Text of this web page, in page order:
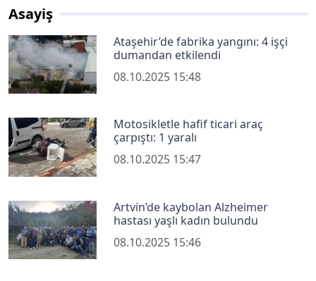
Asayiş
Ataşehir’de fabrika yangını: 4 işçi
dumandan etkilendi
08.10.2025 15:48
Motosikletle hafif ticari araç
çarpıştı: 1 yaralı
08.10.2025 15:47
Artvin’de kaybolan Alzheimer
hastası yaşlı kadın bulundu
08.10.2025 15:46